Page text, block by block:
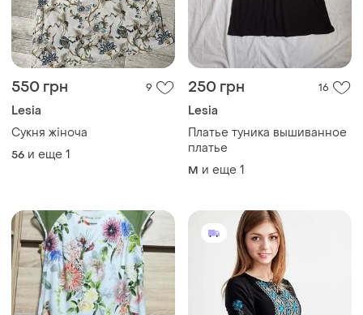
550 грн 9
Lesia
Сукня жіноча
56 и еще 1
250 грн 16
Lesia
Платье туника вышиванное
платье
M и еще 1